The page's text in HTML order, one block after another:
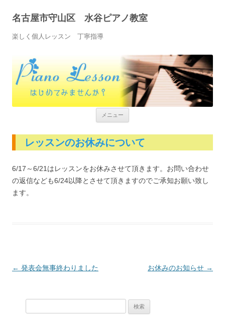
名古屋市守山区 水谷ピアノ教室
楽しく個人レッスン 丁寧指導
メニュー
レッスンのお休みについて
6/17～6/21はレッスンをお休みさせて頂きます。お問い合わせ
の返信なども6/24以降とさせて頂きますのでご承知お願い致し
ます。
投稿ナビゲーション
← 発表会無事終わりました お休みのお知らせ →